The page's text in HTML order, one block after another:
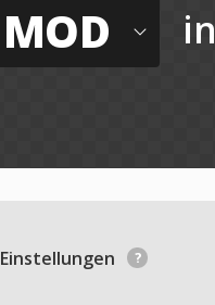
MOD in
Einstellungen